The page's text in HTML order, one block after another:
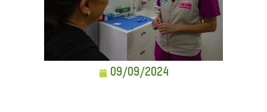
09/09/2024